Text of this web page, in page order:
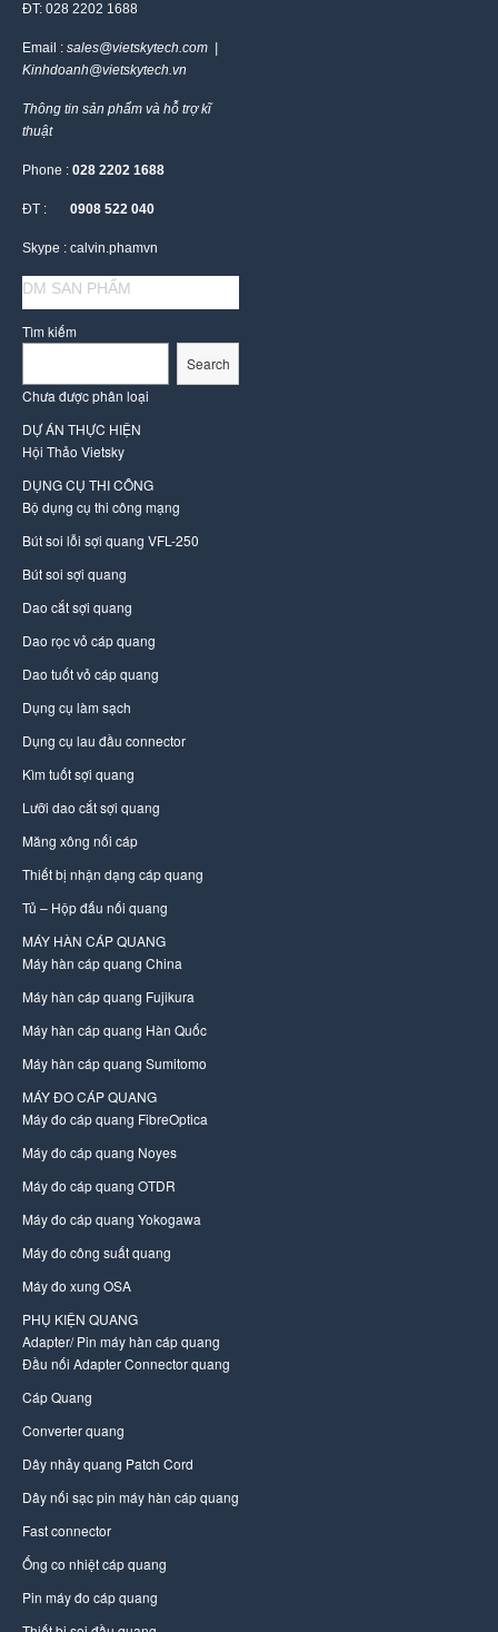
ĐT: 028 2202 1688
Email : sales@vietskytech.com |
Kinhdoanh@vietskytech.vn
Thông tin sản phẩm và hỗ trợ kĩ
thuật
Phone : 028 2202 1688
ĐT : 0908 522 040
Skype : calvin.phamvn
DM SAN PHẨM
Tìm kiếm
Search
Chưa được phân loại
DỰ ÁN THỰC HIỆN
Hội Thảo Vietsky
DỤNG CỤ THI CÔNG
Bộ dụng cụ thi công mạng
Bút soi lỗi sợi quang VFL-250
Bút soi sợi quang
Dao cắt sợi quang
Dao rọc vỏ cáp quang
Dao tuốt vỏ cáp quang
Dụng cụ làm sạch
Dụng cụ lau đầu connector
Kìm tuốt sợi quang
Lưỡi dao cắt sợi quang
Măng xông nối cáp
Thiết bị nhận dạng cáp quang
Tủ – Hộp đấu nối quang
MÁY HÀN CÁP QUANG
Máy hàn cáp quang China
Máy hàn cáp quang Fujikura
Máy hàn cáp quang Hàn Quốc
Máy hàn cáp quang Sumitomo
MÁY ĐO CÁP QUANG
Máy đo cáp quang FibreOptica
Máy đo cáp quang Noyes
Máy đo cáp quang OTDR
Máy đo cáp quang Yokogawa
Máy đo công suất quang
Máy đo xung OSA
PHỤ KIỆN QUANG
Adapter/ Pin máy hàn cáp quang
Đầu nối Adapter Connector quang
Cáp Quang
Converter quang
Dây nhảy quang Patch Cord
Dây nối sạc pin máy hàn cáp quang
Fast connector
Ống co nhiệt cáp quang
Pin máy đo cáp quang